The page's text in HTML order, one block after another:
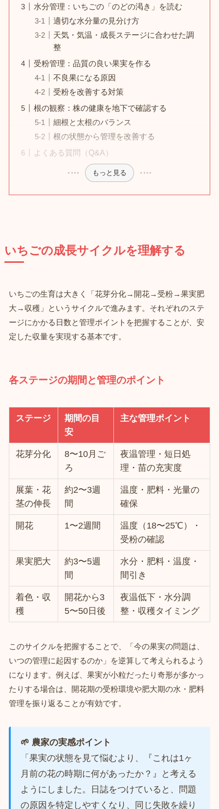
水分管理：いちごの「のどの渇き」を読む
適切な水分量の見分け方
天気・気温・成長ステージに合わせた調
整
受粉管理：品質の良い果実を作る
不良果になる原因
受粉を改善する対策
根の観察：株の健康を地下で確認する
細根と太根のバランス
根の状態から管理を改善する
よくある質問（Q&A）
もっと見る
いちごの成長サイクルを理解する
いちごの生育は大きく「花芽分化→開花→受粉→果実肥
大→収穫」というサイクルで進みます。それぞれのステ
ージにかかる日数と管理ポイントを把握することが、安
定した収量を実現する基本です。
各ステージの期間と管理のポイント
ステージ
期間の目
安
主な管理ポイント
花芽分化
8〜10月ご
ろ
夜温管理・短日処
理・苗の充実度
展葉・花
茎の伸長
約2〜3週
間
温度・肥料・光量の
確保
開花 1〜2週間
温度（18〜25℃）・
受粉の確認
果実肥大
約3〜5週
間
水分・肥料・温度・
間引き
着色・収
穫
開花から3
5〜50日後
夜温低下・水分調
整・収穫タイミング
このサイクルを把握することで、「今の果実の問題は、
いつの管理に起因するのか」を逆算して考えられるよう
になります。例えば、果実が小粒だったり奇形が多かっ
たりする場合は、開花期の受粉環境や肥大期の水・肥料
管理を振り返ることが有効です。
🌱 農家の実感ポイント
「果実の状態を見て悩むより、『これは1ヶ
月前の花の時期に何があったか？』と考える
ようにしました。日誌をつけていると、問題
の原因を特定しやすくなり、同じ失敗を繰り